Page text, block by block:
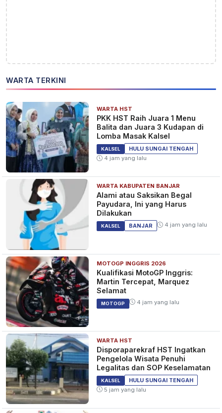
WARTA TERKINI
WARTA HST
PKK HST Raih Juara 1 Menu
Balita dan Juara 3 Kudapan di
Lomba Masak Kalsel
KALSEL
HULU SUNGAI TENGAH
4 jam yang lalu
WARTA KABUPATEN BANJAR
Alami atau Saksikan Begal
Payudara, Ini yang Harus
Dilakukan
KALSEL BANJAR 4 jam yang lalu
MOTOGP INGGRIS 2026
Kualifikasi MotoGP Inggris:
Martin Tercepat, Marquez
Selamat
MOTOGP 4 jam yang lalu
WARTA HST
Disporaparekraf HST Ingatkan
Pengelola Wisata Penuhi
Legalitas dan SOP Keselamatan
KALSEL
HULU SUNGAI TENGAH
5 jam yang lalu